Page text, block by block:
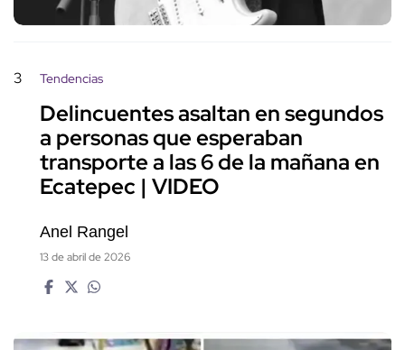
3 Tendencias
Delincuentes asaltan en segundos
a personas que esperaban
transporte a las 6 de la mañana en
Ecatepec | VIDEO
Anel Rangel
13 de abril de 2026